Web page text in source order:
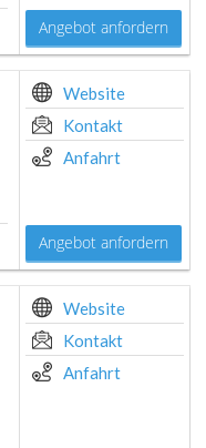
Angebot anfordern
Website
Kontakt
Anfahrt
Angebot anfordern
Website
Kontakt
Anfahrt